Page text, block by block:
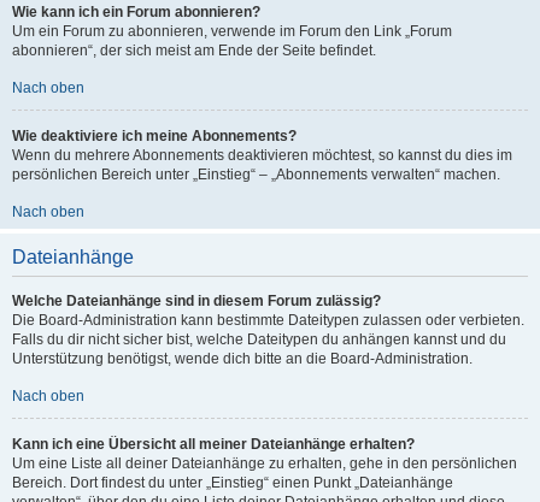
Wie kann ich ein Forum abonnieren?
Um ein Forum zu abonnieren, verwende im Forum den Link „Forum
abonnieren“, der sich meist am Ende der Seite befindet.
Nach oben
Wie deaktiviere ich meine Abonnements?
Wenn du mehrere Abonnements deaktivieren möchtest, so kannst du dies im
persönlichen Bereich unter „Einstieg“ – „Abonnements verwalten“ machen.
Nach oben
Dateianhänge
Welche Dateianhänge sind in diesem Forum zulässig?
Die Board-Administration kann bestimmte Dateitypen zulassen oder verbieten.
Falls du dir nicht sicher bist, welche Dateitypen du anhängen kannst und du
Unterstützung benötigst, wende dich bitte an die Board-Administration.
Nach oben
Kann ich eine Übersicht all meiner Dateianhänge erhalten?
Um eine Liste all deiner Dateianhänge zu erhalten, gehe in den persönlichen
Bereich. Dort findest du unter „Einstieg“ einen Punkt „Dateianhänge